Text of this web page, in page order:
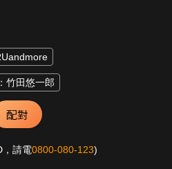
竹田悠一郎
配對
，請電0800-080-123)